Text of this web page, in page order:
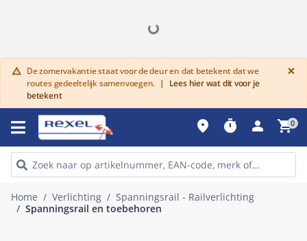
warning De zomervakantie staat voor de deur en dat betekent dat we
routes gedeeltelijk samenvoegen. |
Lees hier wat dit voor je
betekent
×
place timer person shopping_cart0
Home Verlichting
Spanningsrail - Railverlichting
Spanningsrail en toebehoren